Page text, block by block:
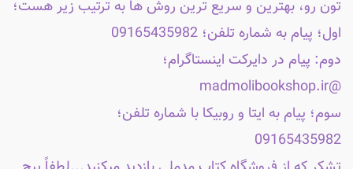
تون رو، بهترین و سریع ترین روش ها به ترتیب زیر هست؛
اول؛ پیام به شماره تلفن؛ 09165435982
دوم: پیام در دایرکت اینستاگرام؛
@madmolibookshop.ir
سوم؛ پیام به ایتا و روبیکا با شماره تلفن؛
09165435982